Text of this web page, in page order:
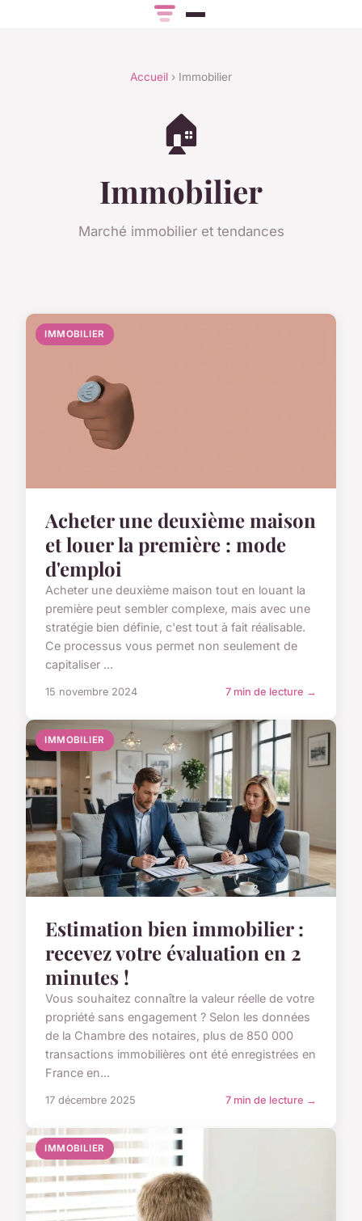
Accueil › Immobilier
🏠
Immobilier
Marché immobilier et tendances
IMMOBILIER
Acheter une deuxième maison
et louer la première : mode
d'emploi
Acheter une deuxième maison tout en louant la
première peut sembler complexe, mais avec une
stratégie bien définie, c'est tout à fait réalisable.
Ce processus vous permet non seulement de
capitaliser ...
15 novembre 2024 7 min de lecture →
IMMOBILIER
Estimation bien immobilier :
recevez votre évaluation en 2
minutes !
Vous souhaitez connaître la valeur réelle de votre
propriété sans engagement ? Selon les données
de la Chambre des notaires, plus de 850 000
transactions immobilières ont été enregistrées en
France en...
17 décembre 2025 7 min de lecture →
IMMOBILIER